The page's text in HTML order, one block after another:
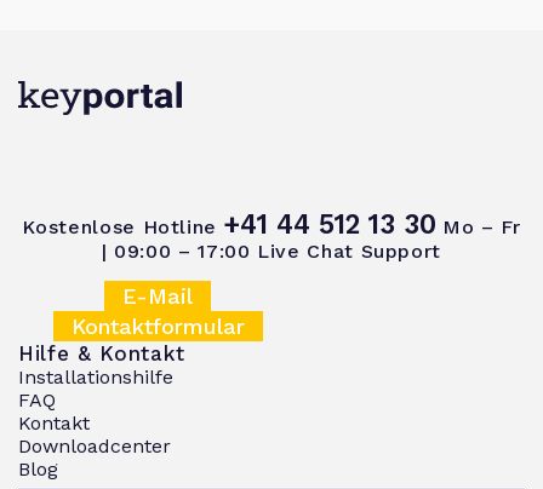
Kostenlose Hotline +41 44 512 13 30 Mo – Fr
| 09:00 – 17:00 Live Chat Support
E-Mail
Kontaktformular
Hilfe & Kontakt
Installationshilfe
FAQ
Kontakt
Downloadcenter
Blog